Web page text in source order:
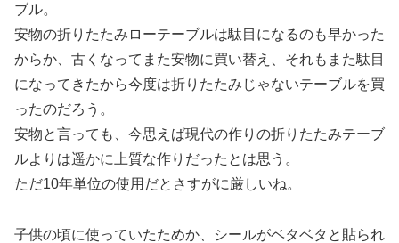
ブル。
安物の折りたたみローテーブルは駄目になるのも早かった
からか、古くなってまた安物に買い替え、それもまた駄目
になってきたから今度は折りたたみじゃないテーブルを買
ったのだろう。
安物と言っても、今思えば現代の作りの折りたたみテーブ
ルよりは遥かに上質な作りだったとは思う。
ただ10年単位の使用だとさすがに厳しいね。
子供の頃に使っていたためか、シールがベタベタと貼られ